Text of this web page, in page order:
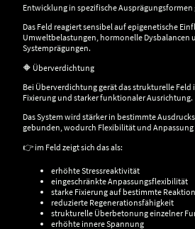
Entwicklung in spezifische
Das Feld reagiert sensibel auf epigenetische
Umweltbelastungen, hormonelle Dysbalancen
Systemprägungen.
🔶 Überverdichtung
Bei Überverdichtung gerät das strukturelle
Fixierung und starker funktionaler Ausrichtung.
Das System wird stärker in bestimmte
gebunden, wodurch Flexibilität und
👉 im Feld zeigt sich das als:
erhöhte Stressreaktivität
eingeschränkte Anpassungsflexibilität
starke Fixierung auf bestimmte
reduzierte Regenerationsfähigkeit
strukturelle Überbetonung einzelner
erhöhte innere Spannung